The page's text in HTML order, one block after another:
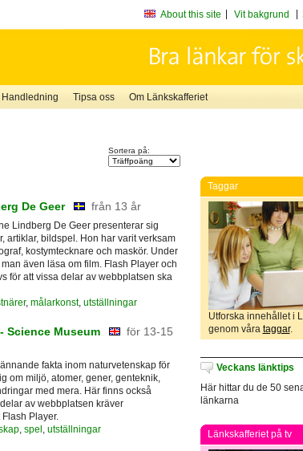
About this site Vit bakgrund
Handledning Tipsa oss Om Länkskafferiet
Sortera på:
De Geer från 13 år
Lindberg De Geer presenterar sig
artiklar, bildspel. Hon har varit verksam
kostymtecknare och maskör. Under
även läsa om film. Flash Player och
för att vissa delar av webbplatsen ska
, målarkonst, utställningar
Science Museum
för 13-15
fakta inom naturvetenskap för
om miljö, atomer, gener, genteknik,
med mera. Här finns också
av webbplatsen kräver
Player.
, spel , utställningar
Taggar
Utforska innehållet i
genom våra taggar.
Veckans länktips
Här hittar du de 50
länkarna
Länkskafferiet på tv